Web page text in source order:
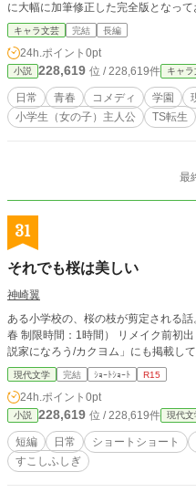
に大幅に加筆修正した完全版となって
s://kakuyomu.jp/works/
キャラ文芸 完結 長編
24h.ポイント 0pt
小説 228,619 位 / 228,619件 キャ
日常 青春 コメディ 学園
小学生（女の子）主人公
TS転生
最
31
それでも桜は美しい
神崎翼
ある小学校の、桜の枝が剪定される話。 即興小説リメイク作品（お題：子
春 制限時間：1時間） リメイク前初
説家になろう/カクヨム」にも掲載して
現代文学 完結 ｼｮｰﾄｼｮｰﾄ R15
24h.ポイント 0pt
小説 228,619 位 / 228,619件 現代文
短編 日常 ショートショート
すこしふしぎ